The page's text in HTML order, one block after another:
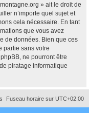
» ait le droit de
n’importe quel sujet et
cela nécessaire. En tant
que vous avez
de données. Bien que ces
partie sans votre
ne pourront être
piratage informatique
Fuseau horaire sur UTC+02:00